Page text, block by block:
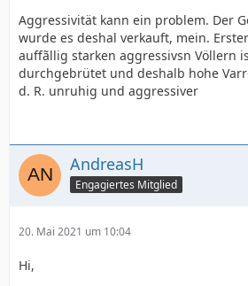
Aggressivität kann ein problem. Der
wurde es deshal verkauft, mein.
auffãllig starken aggressivsn Völlern
durchgebrütet und deshalb hohe
d. R. unruhig und aggressiver
AndreasH
Engagiertes Mitglied
20. Mai 2021 um 10:04
Hi,